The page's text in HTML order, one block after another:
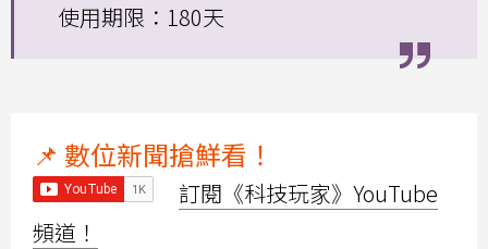
使用期限：180天
📌 數位新聞搶鮮看！
訂閱《科技玩家》YouTube
頻道！